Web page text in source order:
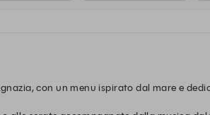
con un menu ispirato dal mare e